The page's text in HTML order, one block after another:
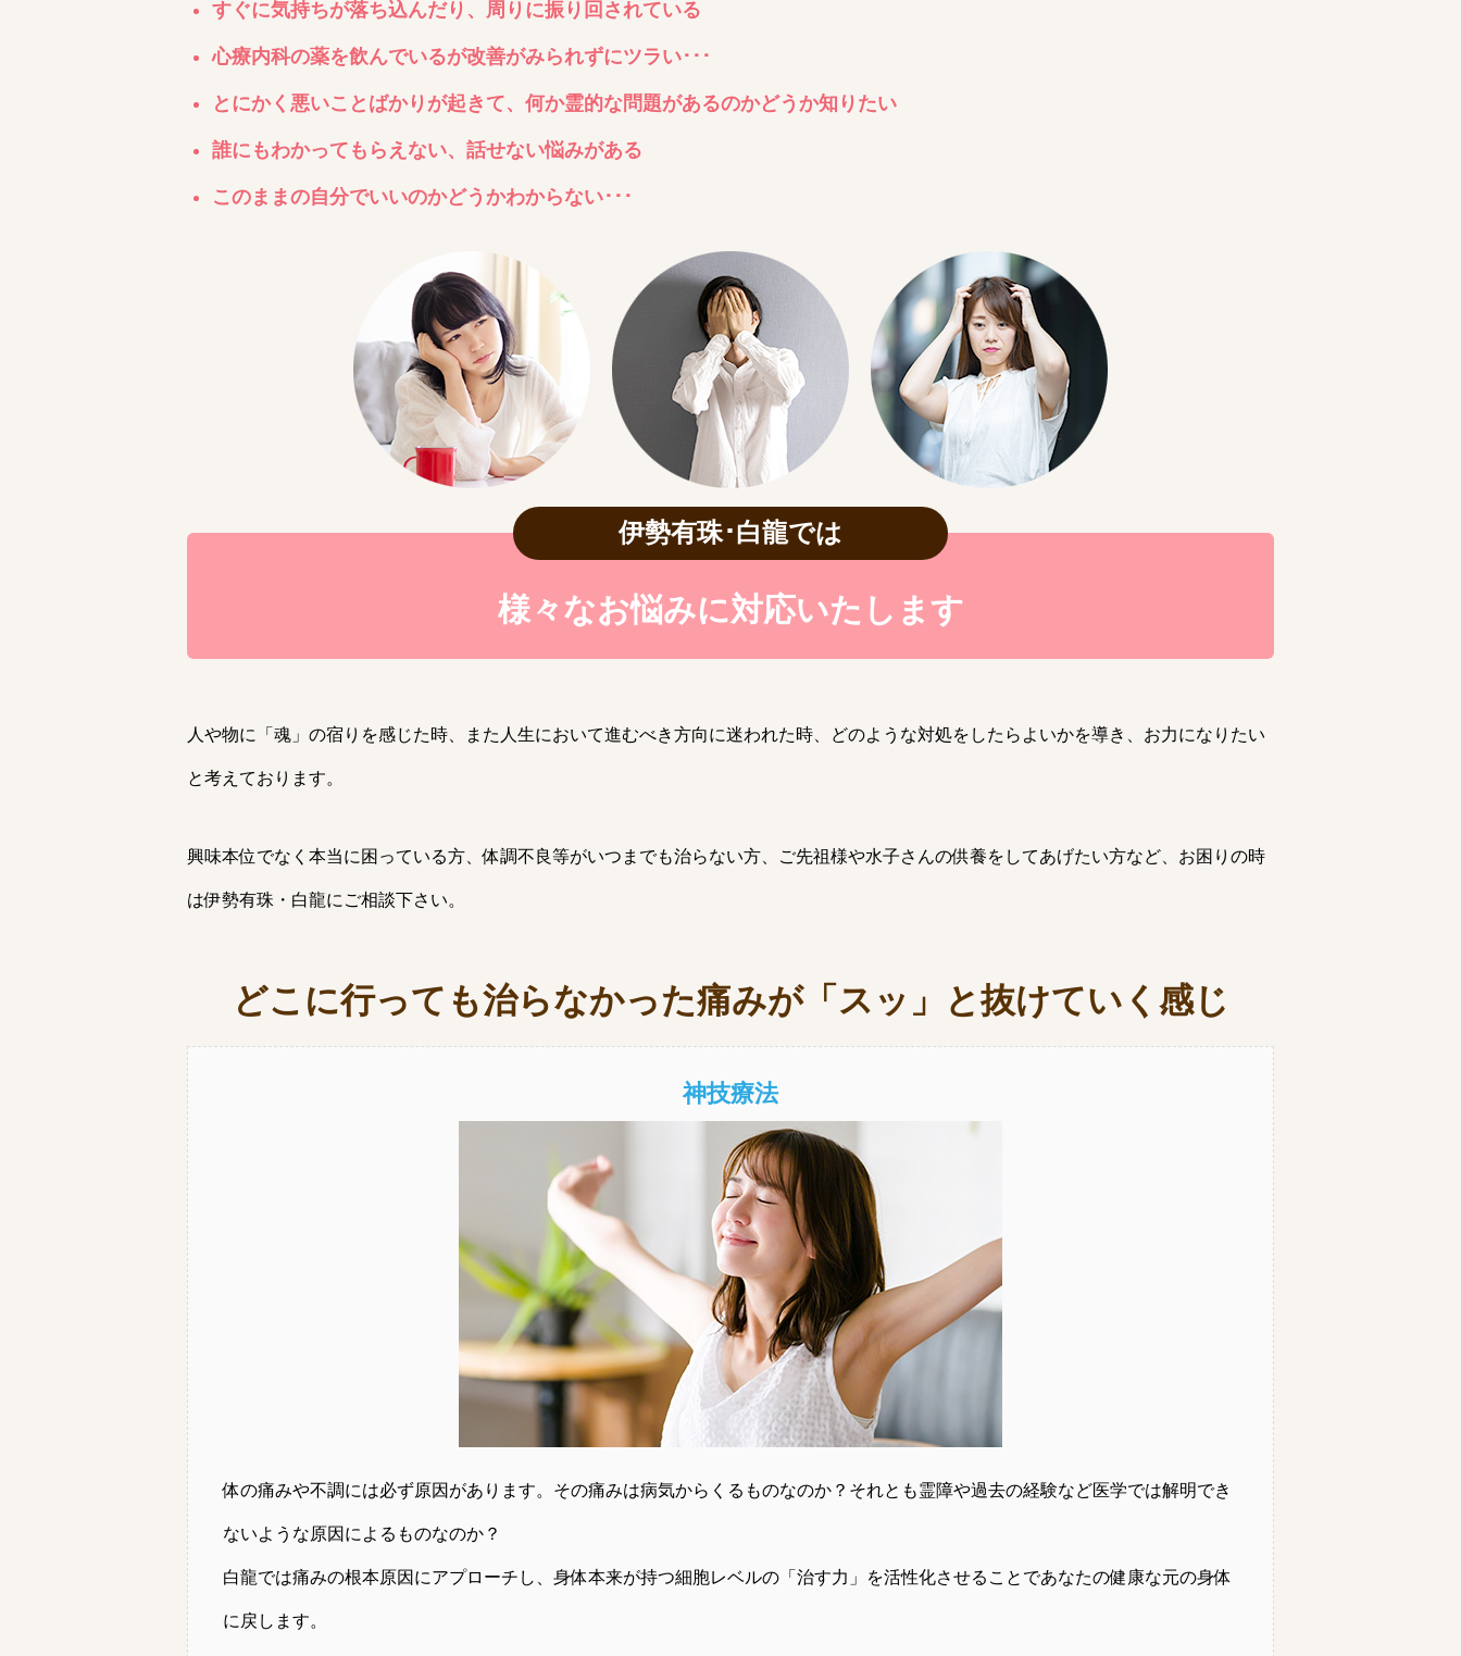
すぐに気持ちが落ち込んだり、周りに振り回されている
心療内科の薬を飲んでいるが改善がみられずにツラい･･･
とにかく悪いことばかりが起きて、何か霊的な問題があるのかどうか知りたい
誰にもわかってもらえない、話せない悩みがある
このままの自分でいいのかどうかわからない･･･
伊勢有珠･白龍では
様々なお悩みに対応いたします
人や物に「魂」の宿りを感じた時、また人生において進むべき方向に迷われた時、どのような対処をしたらよいかを導き、お力になりたい
と考えております。
興味本位でなく本当に困っている方、体調不良等がいつまでも治らない方、ご先祖様や水子さんの供養をしてあげたい方など、お困りの時
は伊勢有珠・白龍にご相談下さい。
どこに行っても治らなかった痛みが「スッ」と抜けていく感じ
神技療法
体の痛みや不調には必ず原因があります。その痛みは病気からくるものなのか？それとも霊障や過去の経験など医学では解明でき
ないような原因によるものなのか？
白龍では痛みの根本原因にアプローチし、身体本来が持つ細胞レベルの「治す力」を活性化させることであなたの健康な元の身体
に戻します。